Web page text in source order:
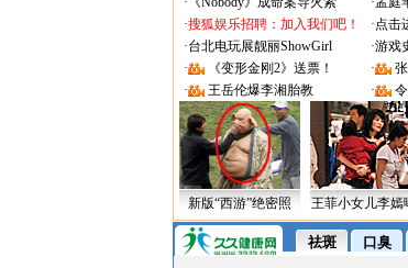
·搜狐娱乐招聘：加入我们吧！ ·点击
·台北电玩展靓丽ShowGirl ·游戏
·
《变形金刚2》送票！ ·
·
王岳伦爆李湘胎教 ·
新版“西游”绝密照 王菲小女儿李嫣